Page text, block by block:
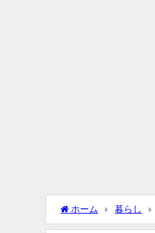
ホーム 暮らし